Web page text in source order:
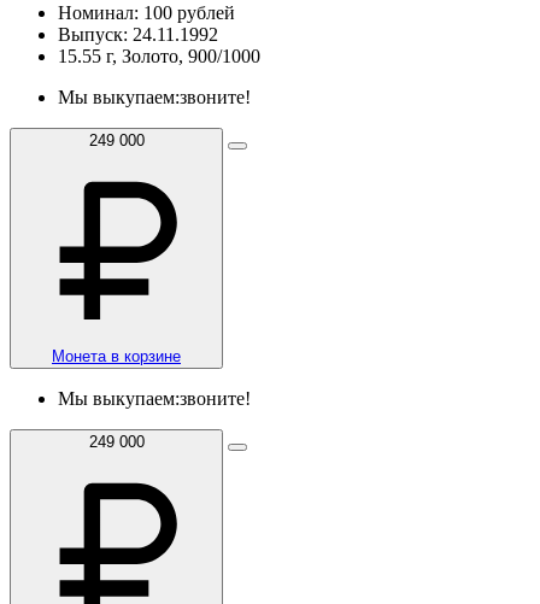
Номинал: 100 рублей
Выпуск: 24.11.1992
15.55 г, Золото, 900/1000
Мы выкупаем:звоните!
249 000
Монета в корзине
Мы выкупаем:звоните!
249 000